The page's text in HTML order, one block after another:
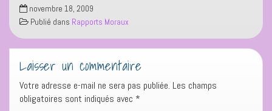
novembre 18, 2009
Publié dans Rapports Moraux
Laisser un commentaire
Votre adresse e-mail ne sera pas publiée. Les champs
obligatoires sont indiqués avec *